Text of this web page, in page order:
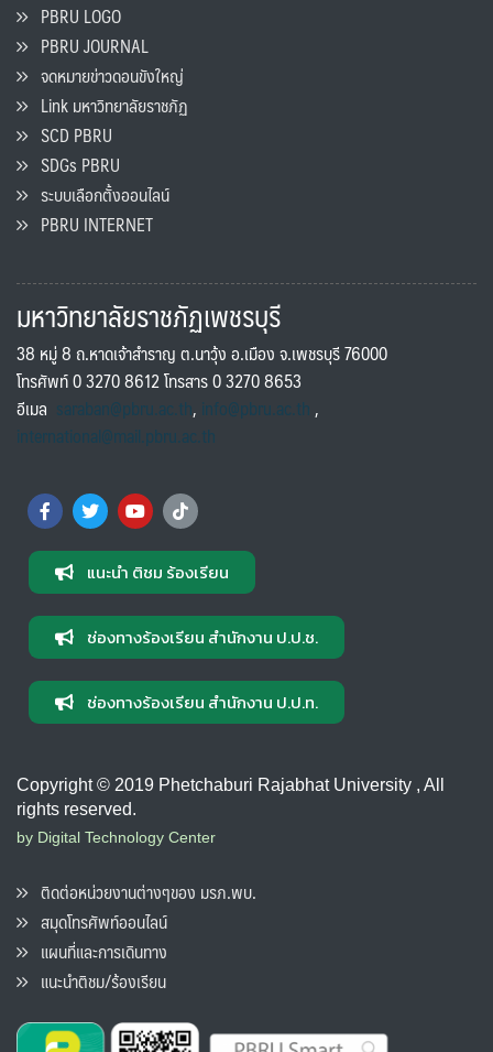
PBRU LOGO
PBRU JOURNAL
จดหมายข่าวดอนขังใหญ่
Link มหาวิทยาลัยราชภัฏ
SCD PBRU
SDGs PBRU
ระบบเลือกตั้งออนไลน์
PBRU INTERNET
มหาวิทยาลัยราชภัฏเพชรบุรี
38 หมู่ 8 ถ.หาดเจ้าสำราญ ต.นาวุ้ง อ.เมือง จ.เพชรบุรี 76000
โทรศัพท์ 0 3270 8612 โทรสาร 0 3270 8653
อีเมล saraban@pbru.ac.th, info@pbru.ac.th,
international@mail.pbru.ac.th
แนะนำ ติชม ร้องเรียน
ช่องทางร้องเรียน สำนักงาน ป.ป.ช.
ช่องทางร้องเรียน สำนักงาน ป.ป.ท.
Copyright © 2019 Phetchaburi Rajabhat University , All
rights reserved.
by Digital Technology Center
ติดต่อหน่วยงานต่างๆของ มรภ.พบ.
สมุดโทรศัพท์ออนไลน์
แผนที่และการเดินทาง
แนะนำติชม/ร้องเรียน